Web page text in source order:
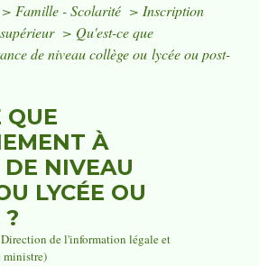
> Famille - Scolarité > Inscription
> Qu'est-ce que
de niveau collège ou lycée ou post-
QUE
À
NIVEAU
LYCÉE OU
?
de l'information légale et
ministre)